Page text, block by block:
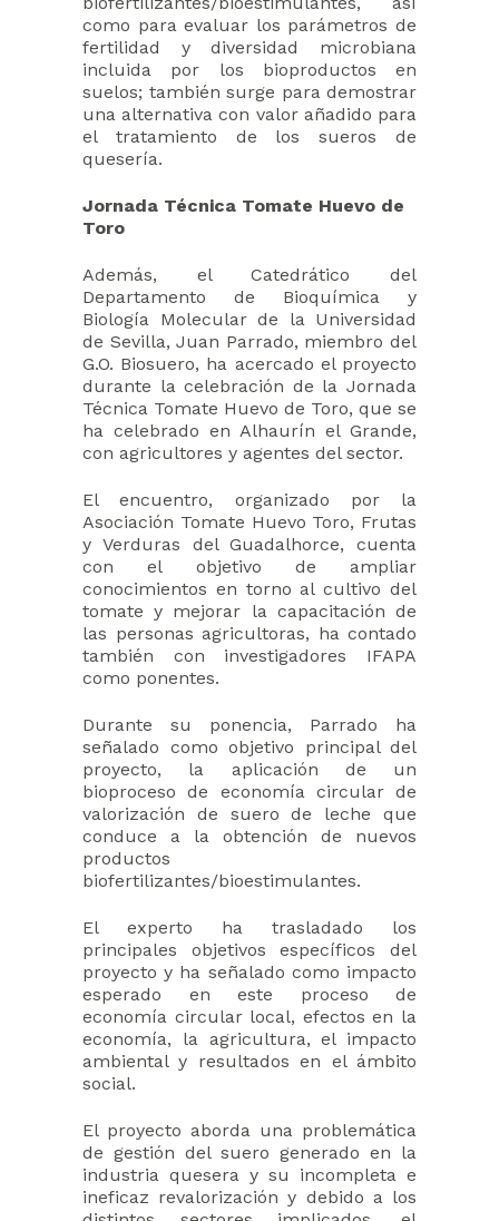
como para evaluar los parámetros de
fertilidad y diversidad microbiana
incluida por los bioproductos en
suelos; también surge para demostrar
una alternativa con valor añadido para
el tratamiento de los sueros de
quesería.
Jornada Técnica Tomate Huevo de
Toro
Además, el Catedrático del
Departamento de Bioquímica y
Biología Molecular de la Universidad
de Sevilla, Juan Parrado, miembro del
G.O. Biosuero, ha acercado el proyecto
durante la celebración de la Jornada
Técnica Tomate Huevo de Toro, que se
ha celebrado en Alhaurín el Grande,
con agricultores y agentes del sector.
El encuentro, organizado por la
Asociación Tomate Huevo Toro, Frutas
y Verduras del Guadalhorce, cuenta
con el objetivo de ampliar
conocimientos en torno al cultivo del
tomate y mejorar la capacitación de
las personas agricultoras, ha contado
también con investigadores IFAPA
como ponentes.
Durante su ponencia, Parrado ha
señalado como objetivo principal del
proyecto, la aplicación de un
bioproceso de economía circular de
valorización de suero de leche que
conduce a la obtención de nuevos
productos
biofertilizantes/bioestimulantes.
El experto ha trasladado los
principales objetivos específicos del
proyecto y ha señalado como impacto
esperado en este proceso de
economía circular local, efectos en la
economía, la agricultura, el impacto
ambiental y resultados en el ámbito
social.
El proyecto aborda una problemática
de gestión del suero generado en la
industria quesera y su incompleta e
ineficaz revalorización y debido a los